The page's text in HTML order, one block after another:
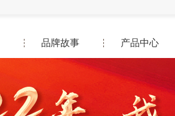
品牌故事 产品中心